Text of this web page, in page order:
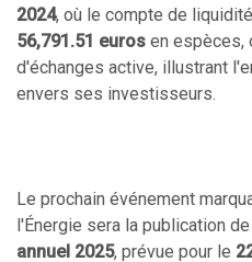
2024, où le compte de
56,791.51 euros en espèces,
d'échanges active, illustrant
envers ses investisseurs.
Le prochain événement
l'Énergie sera la publication
annuel 2025, prévue pour le